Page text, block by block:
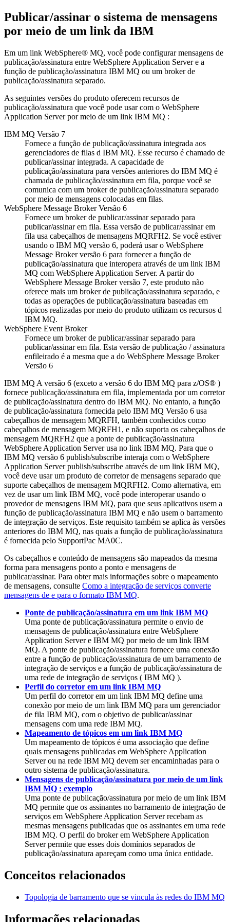
Publicar/assinar o sistema de mensagens
por meio de um link da IBM
Em um link WebSphere® MQ, você pode configurar mensagens de
publicação/assinatura entre WebSphere Application Servere a
função de publicação/assinatura IBM MQ ou um broker de
publicação/assinatura separado.
As seguintes versões do produto oferecem recursos de
publicação/assinatura que você pode usar com o WebSphere
Application Serverpor meio de um link IBM MQ :
IBM MQ Versão 7
Fornece a função de publicação/assinatura integrada aos
gerenciadores de filas d IBM MQ. Esse recurso é chamado de
publicar/assinar integrada. A capacidade de
publicação/assinatura para versões anteriores do IBM MQ é
chamada de publicação/assinatura em fila, porque você se
comunica com um broker de publicação/assinatura separado
por meio de mensagens colocadas em filas.
WebSphere Message BrokerVersão 6
Fornece um broker de publicar/assinar separado para
publicar/assinar em fila. Essa versão de publicar/assinar em
fila usa cabeçalhos de mensagens MQRFH2. Se você estiver
usando o IBM MQ versão 6, poderá usar o WebSphere
Message Brokerversão 6 para fornecer a função de
publicação/assinatura que interopera através de um link IBM
MQ com WebSphere Application Server. A partir do
WebSphere Message Brokerversão 7, este produto não
oferece mais um broker de publicação/assinatura separado, e
todas as operações de publicação/assinatura baseadas em
tópicos realizadas por meio do produto utilizam os recursos d
IBM MQ.
WebSphere Event Broker
Fornece um broker de publicar/assinar separado para
publicar/assinar em fila. Esta versão de publicação / assinatura
enfileirado é a mesma que a do WebSphere Message Broker
Versão 6
IBM MQ A versão 6 (exceto a versão 6 do IBM MQ para z/OS® )
fornece publicação/assinatura em fila, implementada por um corretor
de publicação/assinatura dentro do IBM MQ. No entanto, a função
de publicação/assinatura fornecida pelo IBM MQ Versão 6 usa
cabeçalhos de mensagem MQRFH, também conhecidos como
cabeçalhos de mensagem MQRFH1, e não suporta os cabeçalhos de
mensagem MQRFH2 que a ponte de publicação/assinatura
WebSphere Application Serverusa no link IBM MQ. Para que o
IBM MQ versão 6 publish/subscribe interaja com o WebSphere
Application Serverpublish/subscribe através de um link IBM MQ,
você deve usar um produto de corretor de mensagens separado que
suporte cabeçalhos de mensagem MQRFH2. Como alternativa, em
vez de usar um link IBM MQ, você pode interoperar usando o
provedor de mensagens IBM MQ, para que seus aplicativos usem a
função de publicação/assinatura IBM MQ e não usem o barramento
de integração de serviços. Este requisito também se aplica às versões
anteriores do IBM MQ, nas quais a função de publicação/assinatura
é fornecida pelo SupportPac MA0C.
Os cabeçalhos e conteúdo de mensagens são mapeados da mesma
forma para mensagens ponto a ponto e mensagens de
publicar/assinar. Para obter mais informações sobre o mapeamento
de mensagens, consulte Como a integração de serviços converte
mensagens de e para o formato IBM MQ.
Ponte de publicação/assinatura em um link IBM MQ
Uma ponte de publicação/assinatura permite o envio de
mensagens de publicação/assinatura entre WebSphere
Application Servere IBM MQ por meio de um link IBM
MQ. A ponte de publicação/assinatura fornece uma conexão
entre a função de publicação/assinatura de um barramento de
integração de serviços e a função de publicação/assinatura de
uma rede de integração de serviços ( IBM MQ ).
Perfil do corretor em um link IBM MQ
Um perfil do corretor em um link IBM MQ define uma
conexão por meio de um link IBM MQ para um gerenciador
de fila IBM MQ, com o objetivo de publicar/assinar
mensagens com uma rede IBM MQ.
Mapeamento de tópicos em um link IBM MQ
Um mapeamento de tópicos é uma associação que define
quais mensagens publicadas em WebSphere Application
Serverou na rede IBM MQ devem ser encaminhadas para o
outro sistema de publicação/assinatura.
Mensagens de publicação/assinatura por meio de um link
IBM MQ : exemplo
Uma ponte de publicação/assinatura por meio de um link IBM
MQ permite que os assinantes no barramento de integração de
serviços em WebSphere Application Serverrecebam as
mesmas mensagens publicadas que os assinantes em uma rede
IBM MQ. O perfil do broker em WebSphere Application
Serverpermite que esses dois domínios separados de
publicação/assinatura apareçam como uma única entidade.
Conceitos relacionados
Topologia de barramento que se vincula às redes do IBM MQ
Informações relacionadas